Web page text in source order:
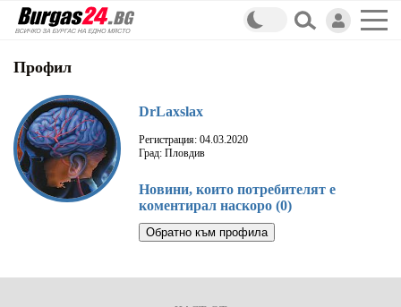
Профил
DrLaxslax
Регистрация: 04.03.2020
Град: Пловдив
Новини, които потребителят е
коментирал наскоро (0)
Обратно към профила